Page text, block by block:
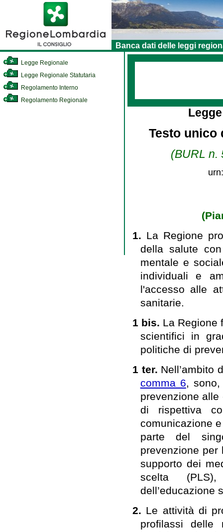
Banca dati delle leggi
Legge Regionale
Legge Regionale Statutaria
Regolamento Interno
Regolamento Regionale
Testo unico
(BURL n.
1. La Regione
della salute
mentale e
individuali e
l'accesso alle
sanitarie.
1 bis. La Regione
scientifici in
politiche di
1 ter. Nell’ambito
comma 6,
prevenzione alle
di rispettiva
comunicazione
parte del
prevenzione
supporto dei
scelta
dell’educazione
2. Le attività di
profilassi delle